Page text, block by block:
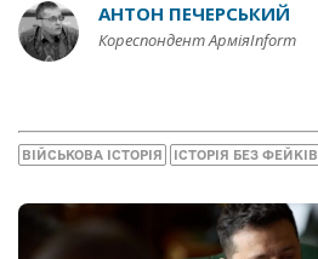
АНТОН ПЕЧЕРСЬКИЙ
Кореспондент АрміяInform
ВІЙСЬКОВА ІСТОРІЯ ІСТОРІЯ БЕЗ ФЕЙКІВ